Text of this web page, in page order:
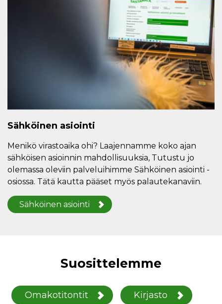
Sähköinen asiointi
Menikö virastoaika ohi? Laajennamme koko ajan
sähköisen asioinnin mahdollisuuksia, Tutustu jo
olemassa oleviin palveluihimme Sähköinen asiointi -
osiossa. Tätä kautta pääset myös palautekanaviin.
Sähköinen asiointi
Suosittelemme
Omakotitontit Kirjasto